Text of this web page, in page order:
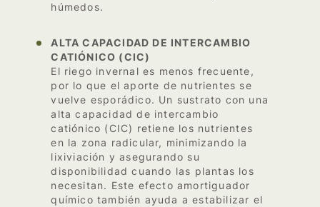
húmedos.
ALTA CAPACIDAD DE INTERCAMBIO
CATIÓNICO (CIC)
El riego invernal es menos frecuente,
por lo que el aporte de nutrientes se
vuelve esporádico. Un sustrato con una
alta capacidad de intercambio
catiónico (CIC) retiene los nutrientes
en la zona radicular, minimizando la
lixiviación y asegurando su
disponibilidad cuando las plantas los
necesitan. Este efecto amortiguador
químico también ayuda a estabilizar el